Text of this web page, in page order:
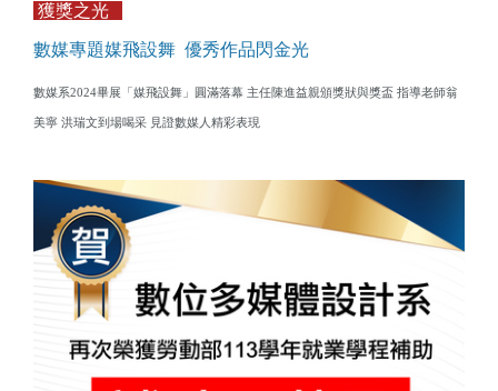
獲獎之光
數媒專題媒飛設舞 優秀作品閃金光
數媒系2024畢展「媒飛設舞」圓滿落幕 主任陳進益親頒獎狀與獎盃 指導老師翁
美寧 洪瑞文到場喝采 見證數媒人精彩表現